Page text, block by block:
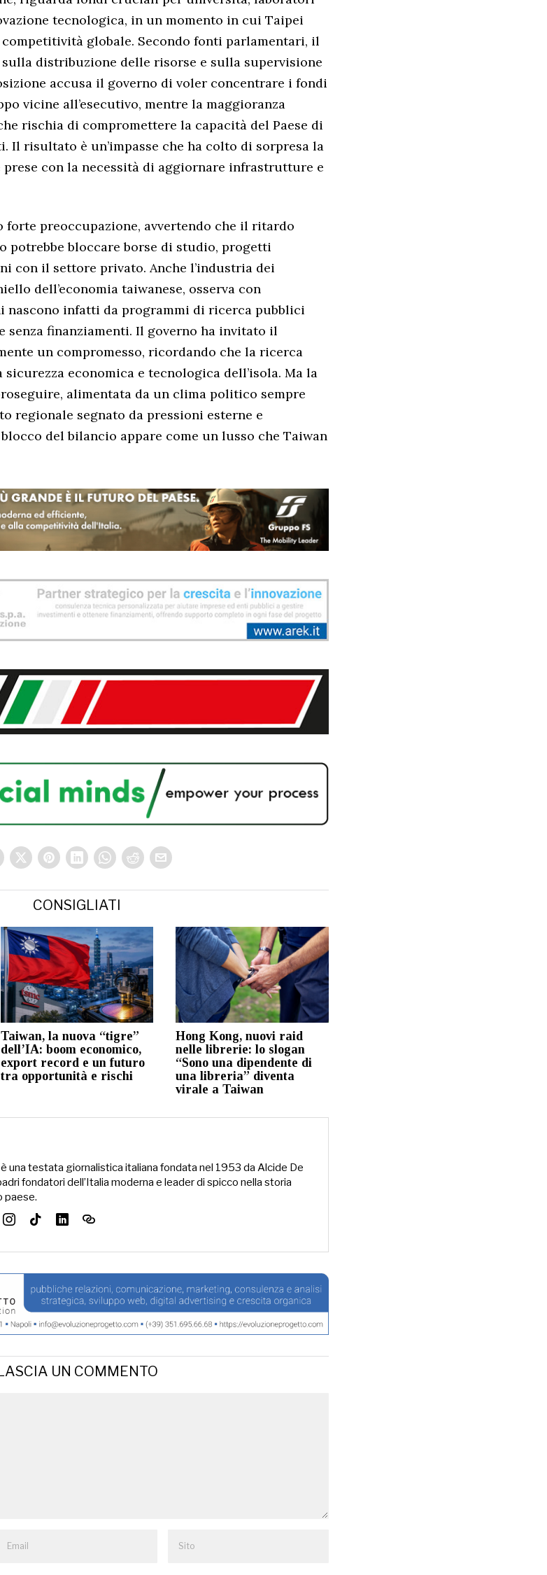
tecnologica, in un momento in cui Taipei
globale. Secondo fonti parlamentari, il
distribuzione delle risorse e sulla supervisione
accusa il governo di voler concentrare i fondi
vicine all’esecutivo, mentre la maggioranza
rischia di compromettere la capacità del Paese di
Il risultato è un’impasse che ha colto di sorpresa la
con la necessità di aggiornare infrastrutture e
forte preoccupazione, avvertendo che il ritardo
potrebbe bloccare borse di studio, progetti
con il settore privato. Anche l’industria dei
dell’economia taiwanese, osserva con
nascono infatti da programmi di ricerca pubblici
senza finanziamenti. Il governo ha invitato il
un compromesso, ricordando che la ricerca
economica e tecnologica dell’isola. Ma la
alimentata da un clima politico sempre
regionale segnato da pressioni esterne e
del bilancio appare come un lusso che Taiwan
CONSIGLIATI
Taiwan, la nuova “tigre”
dell’IA: boom economico,
export record e un futuro
tra opportunità e rischi
Hong Kong, nuovi raid
nelle librerie: lo slogan
“Sono una dipendente di
una libreria” diventa
virale a Taiwan
è una testata giornalistica italiana fondata nel 1953 da Alcide De
fondatori dell’Italia moderna e leader di spicco nella storia
paese.
UN COMMENTO